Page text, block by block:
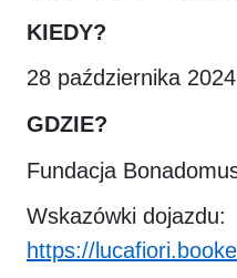
KIEDY?
28 października
GDZIE?
Fundacja
Wskazówki dojazdu:
https://